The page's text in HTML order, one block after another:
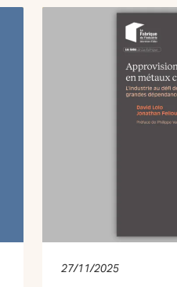
27/11/2025